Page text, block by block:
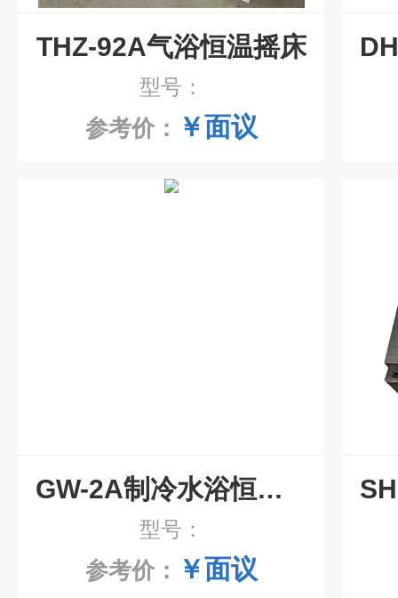
THZ-92A气浴恒温摇床
型号：
参考价： ￥面议
GW-2A制冷水浴恒温摇床
型号：
参考价： ￥面议